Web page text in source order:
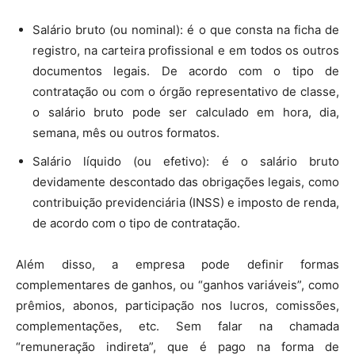
Salário bruto (ou nominal): é o que consta na ficha de
registro, na carteira profissional e em todos os outros
documentos legais. De acordo com o tipo de
contratação ou com o órgão representativo de classe,
o salário bruto pode ser calculado em hora, dia,
semana, mês ou outros formatos.
Salário líquido (ou efetivo): é o salário bruto
devidamente descontado das obrigações legais, como
contribuição previdenciária (INSS) e imposto de renda,
de acordo com o tipo de contratação.
Além disso, a empresa pode definir formas
complementares de ganhos, ou “ganhos variáveis”, como
prêmios, abonos, participação nos lucros, comissões,
complementações, etc. Sem falar na chamada
“remuneração indireta”, que é pago na forma de